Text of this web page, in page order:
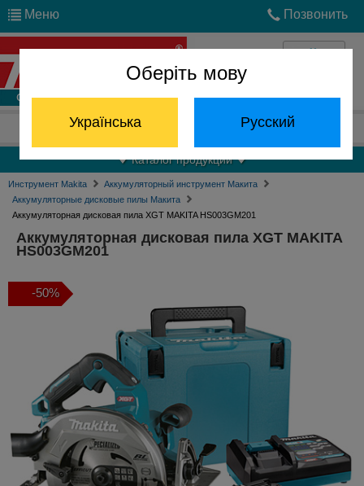
Оберіть мову
Українська Русский
Меню Позвонить
Войти
Отдел запчастей: (068) 824-24-24
Каталог продукции
Инструмент Makita
Аккумуляторный инструмент Макита
Аккумуляторные дисковые пилы Макита
Аккумуляторная дисковая пила XGT MAKITA HS003GM201
Аккумуляторная дисковая пила XGT MAKITA
HS003GM201
-50%